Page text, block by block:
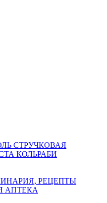
СТРУЧКОВАЯ
КОЛЬРАБИ
РЕЦЕПТЫ
АПТЕКА